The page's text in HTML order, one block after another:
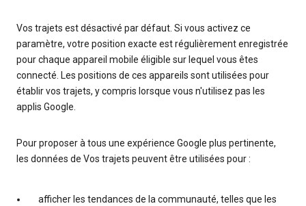
Vos trajets est désactivé par défaut. Si vous activez ce
paramètre, votre position exacte est régulièrement enregistrée
pour chaque appareil mobile éligible sur lequel vous êtes
connecté. Les positions de ces appareils sont utilisées pour
établir vos trajets, y compris lorsque vous n'utilisez pas les
applis Google.
Pour proposer à tous une expérience Google plus pertinente,
les données de Vos trajets peuvent être utilisées pour :
afficher les tendances de la communauté, telles que les